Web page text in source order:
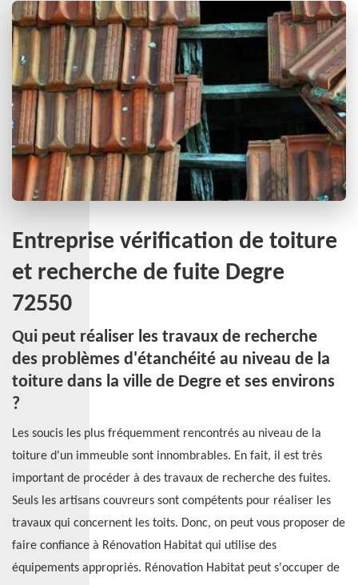
Entreprise vérification de toiture
et recherche de fuite Degre
72550
Qui peut réaliser les travaux de recherche
des problèmes d'étanchéité au niveau de la
toiture dans la ville de Degre et ses environs
?
Les soucis les plus fréquemment rencontrés au niveau de la
toiture d'un immeuble sont innombrables. En fait, il est très
important de procéder à des travaux de recherche des fuites.
Seuls les artisans couvreurs sont compétents pour réaliser les
travaux qui concernent les toits. Donc, on peut vous proposer de
faire confiance à Rénovation Habitat qui utilise des
équipements appropriés. Rénovation Habitat peut s'occuper de